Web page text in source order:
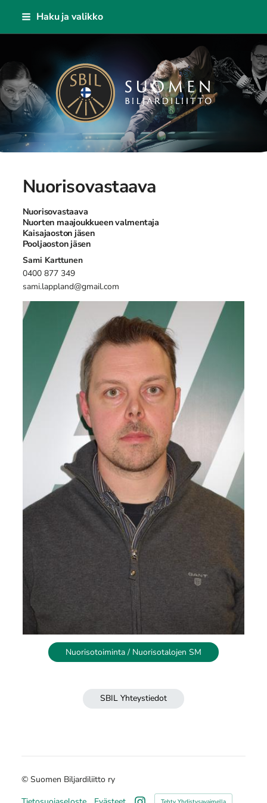
Siirry
Haku ja valikko
Suomen Biljardiliitto ry
Nuorisovastaava
Nuorisovastaava
Nuorten maajoukkueen valmentaja
Kaisajaoston jäsen
Pooljaoston jäsen
Sami Karttunen
0400 877 349
sami.lappland@gmail.com
Nuorisotoiminta / Nuorisotalojen SM
SBIL Yhteystiedot
© Suomen Biljardiliitto ry